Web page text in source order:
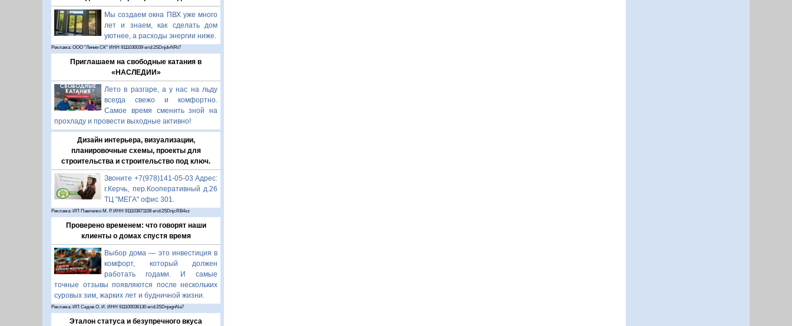
Мы создаем окна ПВХ уже много
лет и знаем, как сделать дом
уютнее, а расходы энергии ниже.
Реклама: ООО "Линия СК" ИНН 9111030039 erid:2SDnjdvNRt7
Приглашаем на свободные катания в
«НАСЛЕДИИ»
Лето в разгаре, а у нас на льду
всегда свежо и комфортно.
Самое время сменить зной на
прохладу и провести выходные активно!
Дизайн интерьера, визуализации,
планировочные схемы, проекты для
строительства и строительство под ключ.
Звоните +7(978)141-05-03 Адрес:
г.Керчь, пер.Кооперативный д.26
ТЦ "МЕГА" офис 301.
Реклама: ИП Павленко М. Р. ИНН 911103871108 erid:2SDnjcRB4xz
Проверено временем: что говорят наши
клиенты о домах спустя время
Выбор дома — это инвестиция в
комфорт, который должен
работать годами. И самые
точные отзывы появляются после нескольких
суровых зим, жарких лет и будничной жизни.
Реклама: ИП Седов О. И. ИНН 911100036130 erid:2SDnjegnNa7
Эталон статуса и безупречного вкуса